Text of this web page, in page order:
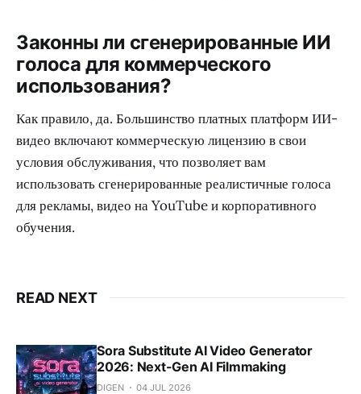
Законны ли сгенерированные ИИ
голоса для коммерческого
использования?
Как правило, да. Большинство платных платформ ИИ-
видео включают коммерческую лицензию в свои
условия обслуживания, что позволяет вам
использовать сгенерированные реалистичные голоса
для рекламы, видео на YouTube и корпоративного
обучения.
READ NEXT
Sora Substitute AI Video Generator
2026: Next-Gen AI Filmmaking
DIGEN 04 JUL 2026